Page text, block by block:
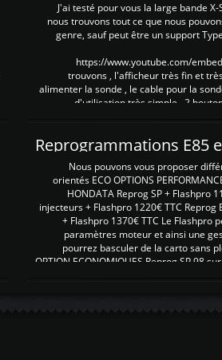
J'ai testé pour vous la large bande
nous trouvons tout ce que nous
genre, sauf peut être un support
https://www.youtube.com/
trouvons , l'afficheur très fin et
alimenter la sonde , le cable pour la
d'utilisation très simple , 2
Nous pouvons vous proposer
orientés ECO OPTIONS
HONDATA Reprog SP + Flashpro
injecteurs + Flashpro 1220€ TTC
+ Flashpro 1370€ TTC Le Flashpro
paramètres moteur et ainsi une
pourrez basculer de la carto sans
OPTION ECONOMIQUES Reprog SP 98